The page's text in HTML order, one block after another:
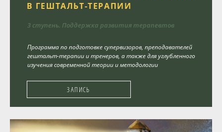
В ГЕШТАЛЬТ-ТЕРАПИИ
3 ступень. ­Поддержка развития терапевтов
Программа по подготовке супервизоров, преподавателей
гештальт-терапии и тренеров, а также для углубленного
изучения современной теории и методологии
ЗАПИСЬ